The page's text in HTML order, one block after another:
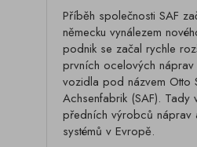
Příběh společnosti SAF
německu vynálezem
podnik se začal rychle
prvních ocelových
vozidla pod názvem Otto
Achsenfabrik (SAF). Tady
předních výrobců náprav
systémů v Evropě.